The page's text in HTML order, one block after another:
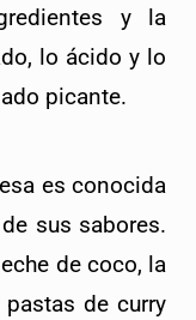
y la
lo ácido y lo
picante.
es conocida
sus sabores.
de coco, la
de curry